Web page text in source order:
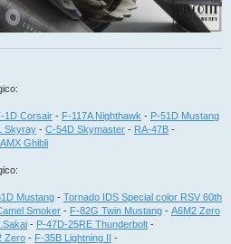
1D Corsair - F-117A Nighthawk - P-51D Mustang
Skyray - C-54D Skymaster - RA-47B -
AMX Ghibli
Mustang - Tornado IDS Special color RSV 60th
Smoker - F-82G Twin Mustang - A6M2 Zero
- P-47D-25RE Thunderbolt -
Zero - F-35B Lightning II -